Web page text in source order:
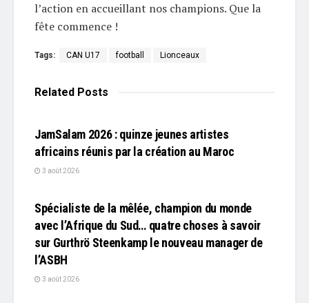
l’action en accueillant nos champions. Que la
fête commence !
Tags: CAN U17 football Lionceaux
Related Posts
JamSalam 2026 : quinze jeunes artistes
africains réunis par la création au Maroc
3 août 2026
Spécialiste de la mêlée, champion du monde
avec l’Afrique du Sud… quatre choses à savoir
sur Gurthrö Steenkamp le nouveau manager de
l’ASBH
3 août 2026